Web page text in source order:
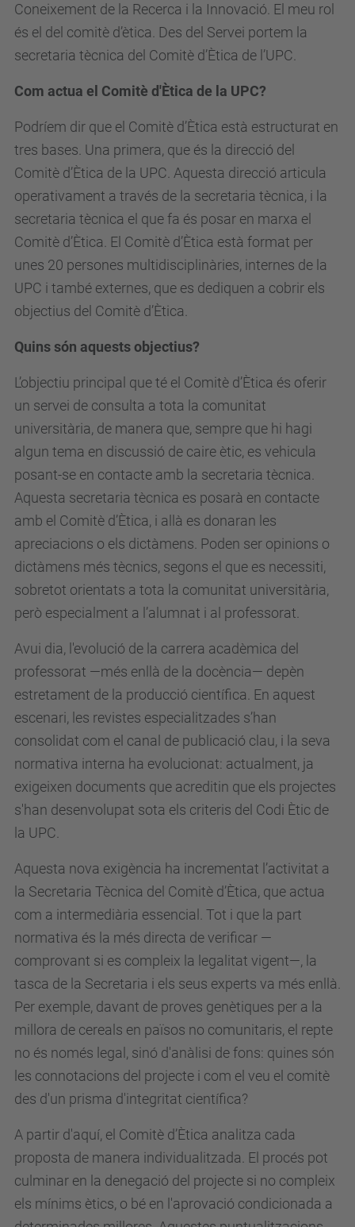
Coneixement de la Recerca i la Innovació. El meu rol
és el del comitè d’ètica. Des del Servei portem la
secretaria tècnica del Comitè d’Ètica de l’UPC.
Com actua el Comitè d'Ètica de la UPC?
Podríem dir que el Comitè d’Ètica està estructurat en
tres bases. Una primera, que és la direcció del
Comitè d’Ètica de la UPC. Aquesta direcció articula
operativament a través de la secretaria tècnica, i la
secretaria tècnica el que fa és posar en marxa el
Comitè d’Ètica. El Comitè d’Ètica està format per
unes 20 persones multidisciplinàries, internes de la
UPC i també externes, que es dediquen a cobrir els
objectius del Comitè d’Ètica.
Quins són aquests objectius?
L’objectiu principal que té el Comitè d’Ètica és oferir
un servei de consulta a tota la comunitat
universitària, de manera que, sempre que hi hagi
algun tema en discussió de caire ètic, es vehicula
posant-se en contacte amb la secretaria tècnica.
Aquesta secretaria tècnica es posarà en contacte
amb el Comitè d’Ètica, i allà es donaran les
apreciacions o els dictàmens. Poden ser opinions o
dictàmens més tècnics, segons el que es necessiti,
sobretot orientats a tota la comunitat universitària,
però especialment a l’alumnat i al professorat.
Avui dia, l'evolució de la carrera acadèmica del
professorat —més enllà de la docència— depèn
estretament de la producció científica. En aquest
escenari, les revistes especialitzades s’han
consolidat com el canal de publicació clau, i la seva
normativa interna ha evolucionat: actualment, ja
exigeixen documents que acreditin que els projectes
s'han desenvolupat sota els criteris del Codi Ètic de
la UPC.
Aquesta nova exigència ha incrementat l’activitat a
la Secretaria Tècnica del Comitè d’Ètica, que actua
com a intermediària essencial. Tot i que la part
normativa és la més directa de verificar —
comprovant si es compleix la legalitat vigent—, la
tasca de la Secretaria i els seus experts va més enllà.
Per exemple, davant de proves genètiques per a la
millora de cereals en països no comunitaris, el repte
no és només legal, sinó d'anàlisi de fons: quines són
les connotacions del projecte i com el veu el comitè
des d'un prisma d'integritat científica?
A partir d'aquí, el Comitè d’Ètica analitza cada
proposta de manera individualitzada. El procés pot
culminar en la denegació del projecte si no compleix
els mínims ètics, o bé en l'aprovació condicionada a